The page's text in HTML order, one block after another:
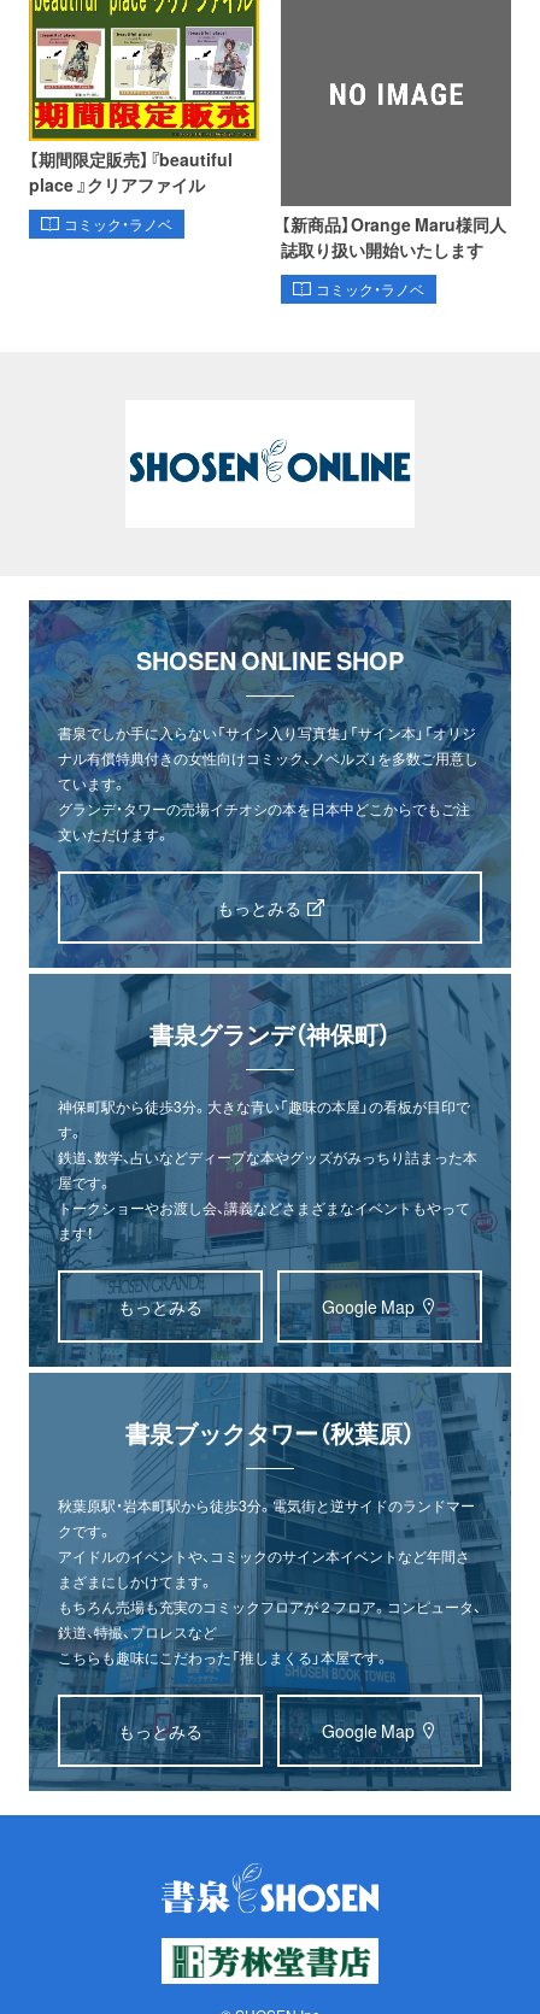
【期間限定販売】『beautiful
place 』クリアファイル
コミック・ラノベ
【新商品】Orange Maru様同人
誌取り扱い開始いたします
コミック・ラノベ
SHOSEN ONLINE SHOP
書泉でしか手に入らない「サイン入り写真集」「サイン本」「オリジ
ナル有償特典付きの女性向けコミック、ノベルズ」を多数ご用意し
ています。
グランデ・タワーの売場イチオシの本を日本中どこからでもご注
文いただけます。
もっとみる
書泉グランデ（神保町）
神保町駅から徒歩3分。大きな青い「趣味の本屋」の看板が目印で
す。
鉄道、数学、占いなどディープな本やグッズがみっちり詰まった本
屋です。
トークショーやお渡し会、講義などさまざまなイベントもやって
ます！
もっとみる Google Map
書泉ブックタワー（秋葉原）
秋葉原駅・岩本町駅から徒歩3分。電気街と逆サイドのランドマー
クです。
アイドルのイベントや、コミックのサイン本イベントなど年間さ
まざまにしかけてます。
もちろん売場も充実のコミックフロアが２フロア。コンピュータ、
鉄道、特撮、プロレスなど
こちらも趣味にこだわった「推しまくる」本屋です。
もっとみる Google Map